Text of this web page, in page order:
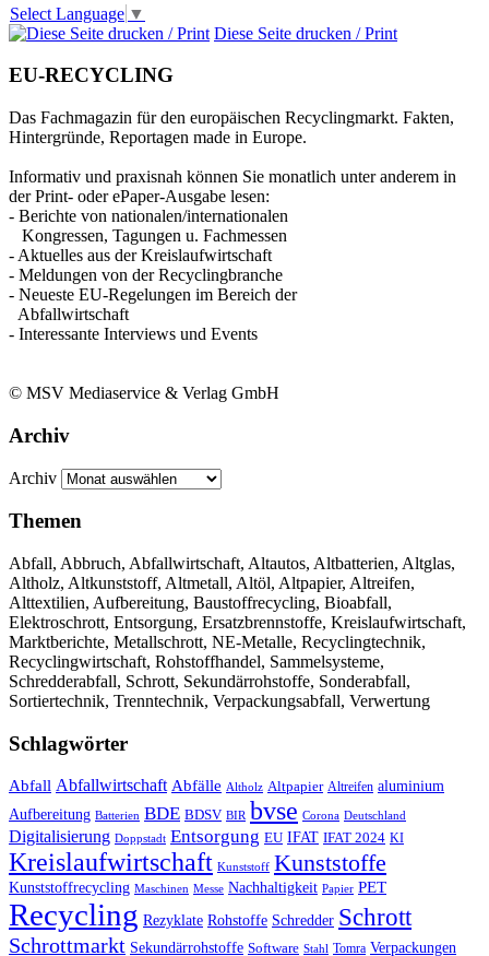
Select Language ▼
Diese Seite drucken / Print
EU-RECYCLING
Das Fachmagazin für den europäischen Recyclingmarkt. Fakten,
Hintergründe, Reportagen made in Europe.
Informativ und praxisnah können Sie monatlich unter anderem in
der Print- oder ePaper-Ausgabe lesen:
- Berichte von nationalen/internationalen
Kongressen, Tagungen u. Fachmessen
- Aktuelles aus der Kreislaufwirtschaft
- Meldungen von der Recyclingbranche
- Neueste EU-Regelungen im Bereich der
Abfallwirtschaft
- Interessante Interviews und Events
© MSV Mediaservice & Verlag GmbH
Archiv
Archiv
Themen
Abfall, Abbruch, Abfallwirtschaft, Altautos, Altbatterien, Altglas,
Altholz, Altkunststoff, Altmetall, Altöl, Altpapier, Altreifen,
Alttextilien, Aufbereitung, Baustoffrecycling, Bioabfall,
Elektroschrott, Entsorgung, Ersatzbrennstoffe, Kreislaufwirtschaft,
Marktberichte, Metallschrott, NE-Metalle, Recyclingtechnik,
Recyclingwirtschaft, Rohstoffhandel, Sammelsysteme,
Schredderabfall, Schrott, Sekundärrohstoffe, Sonderabfall,
Sortiertechnik, Trenntechnik, Verpackungsabfall, Verwertung
Schlagwörter
Abfall Abfallwirtschaft Abfälle Altholz Altpapier Altreifen aluminium
Aufbereitung Batterien BDE BDSV BIR bvse Corona Deutschland
Digitalisierung Doppstadt Entsorgung EU IFAT IFAT 2024 KI
Kreislaufwirtschaft Kunststoff Kunststoffe
Kunststoffrecycling Maschinen Messe Nachhaltigkeit Papier PET
Recycling Rezyklate Rohstoffe Schredder Schrott
Schrottmarkt Sekundärrohstoffe Software Stahl Tomra Verpackungen